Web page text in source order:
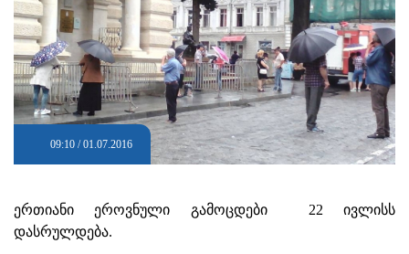
09:10 / 01.07.2016
ერთიანი ეროვნული გამოცდები 22 ივლისს
დასრულდება.